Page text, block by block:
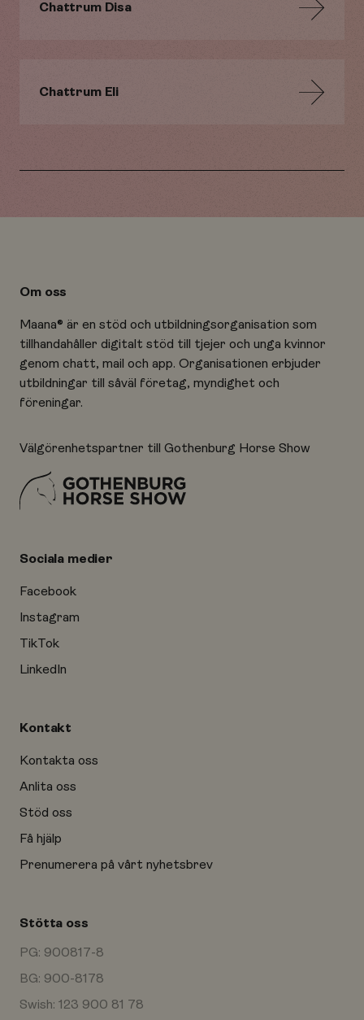
Chattrum Disa
Chattrum Eli
Om oss
Maana® är en stöd och utbildningsorganisation som
tillhandahåller digitalt stöd till tjejer och unga kvinnor
genom chatt, mail och app. Organisationen erbjuder
utbildningar till såväl företag, myndighet och
föreningar.
Välgörenhetspartner till Gothenburg Horse Show
Sociala medier
Facebook
Instagram
TikTok
LinkedIn
Kontakt
Kontakta oss
Anlita oss
Stöd oss
Få hjälp
Prenumerera på vårt nyhetsbrev
Stötta oss
PG: 900817-8
BG: 900-8178
Swish: 123 900 81 78